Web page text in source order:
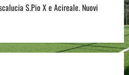
S.Pio X e Acireale. Nuovi